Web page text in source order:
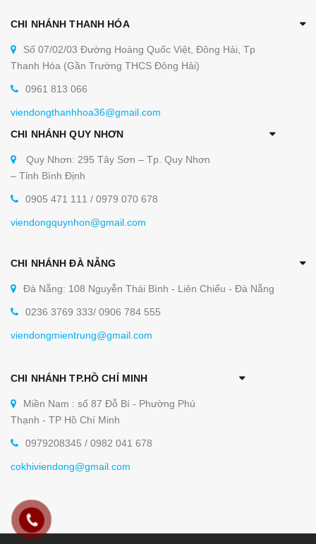
CHI NHÁNH THANH HÓA
Số 07/02/03 Đường Hoàng Quốc Việt, Đông Hải, Tp
Thanh Hóa (Gần Trường THCS Đông Hải)
0961 813 066
viendongthanhhoa36@gmail.com
CHI NHÁNH QUY NHƠN
Quy Nhơn: 295 Tây Sơn – Tp. Quy Nhơn
– Tỉnh Bình Định
0905 471 111 / 0979 070 678
viendongquynhon@gmail.com
CHI NHÁNH ĐÀ NẴNG
Đà Nẵng: 108 Nguyễn Thái Bình - Liên Chiểu - Đà Nẵng
0236 3769 333/ 0906 784 555
viendongmientrung@gmail.com
CHI NHÁNH TP.HỒ CHÍ MINH
Miền Nam : số 87 Đỗ Bí - Phường Phú
Thạnh - TP Hồ Chí Minh
0979208345 / 0982 041 678
cokhiviendong@gmail.com